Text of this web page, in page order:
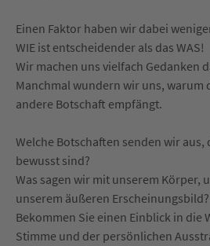
Einen Faktor haben wir dabei
WIE ist entscheidender als das WAS!
Wir machen uns vielfach Gedanken
Manchmal wundern wir uns, warum
andere Botschaft empfängt.
Welche Botschaften senden wir
bewusst sind?
Was sagen wir mit unserem Körper,
unserem äußeren Erscheinungsbild?
Bekommen Sie einen Einblick in die
Stimme und der persönlichen